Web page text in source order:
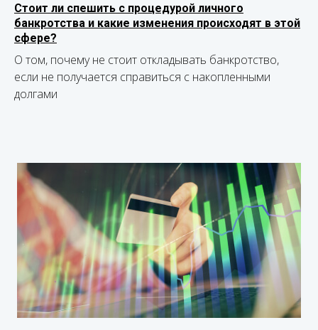
Стоит ли спешить с процедурой личного
банкротства и какие изменения происходят в этой
сфере?
О том, почему не стоит откладывать банкротство,
если не получается справиться с накопленными
долгами